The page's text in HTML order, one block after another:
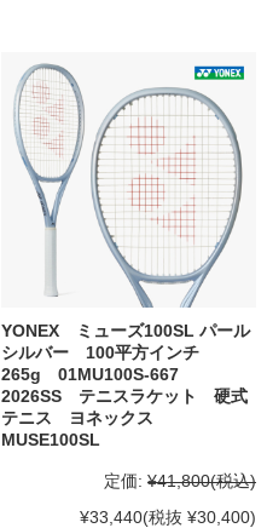
YONEX ミューズ100SL パール
シルバー 100平方インチ
265g 01MU100S-667
2026SS テニスラケット 硬式
テニス ヨネックス
MUSE100SL
定価: ¥41,800(税込)
¥33,440(税抜 ¥30,400)